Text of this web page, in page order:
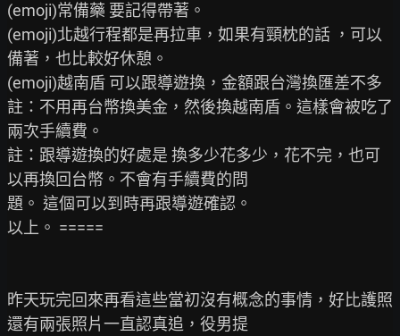
(emoji)常備藥 要記得帶著。
(emoji)北越行程都是再拉車，如果有頸枕的話 ，可以
備著，也比較好休憩。
(emoji)越南盾 可以跟導遊換，金額跟台灣換匯差不多
註：不用再台幣換美金，然後換越南盾。這樣會被吃了
兩次手續費。
註：跟導遊換的好處是 換多少花多少，花不完，也可
以再換回台幣。不會有手續費的問
題。 這個可以到時再跟導遊確認。
以上。 =====
昨天玩完回來再看這些當初沒有概念的事情，好比護照
還有兩張照片一直認真追，役男提